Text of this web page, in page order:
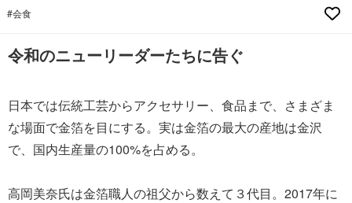
#会食
令和のニューリーダーたちに告ぐ
日本では伝統工芸からアクセサリー、食品まで、さまざま
な場面で金箔を目にする。実は金箔の最大の産地は金沢
で、国内生産量の100%を占める。
高岡美奈氏は金箔職人の祖父から数えて３代目。2017年に